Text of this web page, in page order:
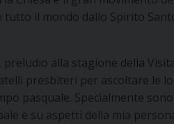
il mondo dallo Spirito
alla stagione della
presbiteri per ascoltare le
pasquale. Specialmente
e su aspetti della mia